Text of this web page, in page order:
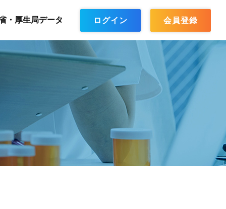
・厚生局データ ログイン 会員登録